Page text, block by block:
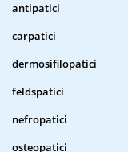
antipatici
carpatici
dermosifilopatici
feldspatici
nefropatici
osteopatici